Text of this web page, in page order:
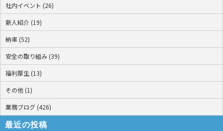
社内イベント (26)
新人紹介 (19)
納車 (52)
安全の取り組み (39)
福利厚生 (13)
その他 (1)
業務ブログ (426)
最近の投稿